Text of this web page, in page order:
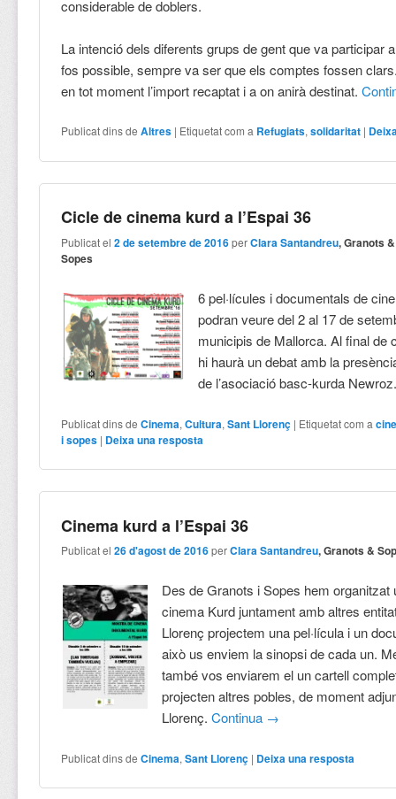
considerable de doblers.
La intenció dels diferents grups de gent que va participar
fos possible, sempre va ser que els comptes fossen
en tot moment l’import recaptat i a on anirà destinat.
Publicat dins de Altres | Etiquetat com a Refugiats,solidaritat |
Cicle de cinema kurd a l’Espai 36
Publicat el2 de setembre de 2016 perClara Santandreu, Granots &
Sopes
6 pel·lícules i documentals de
podran veure del 2 al 17 de
municipis de Mallorca. Al final de
hi haurà un debat amb la
de l’asociació basc-kurda
Publicat dins de Cinema,Cultura,Sant Llorenç | Etiquetat com a
i sopes | Deixa una resposta
Cinema kurd a l’Espai 36
Publicat el26 d'agost de 2016 perClara Santandreu, Granots &
Des de Granots i Sopes hem organitzat
cinema Kurd juntament amb altres
Llorenç projectem una pel·lícula i un
això us enviem la sinopsi de cada un.
també vos enviarem el un cartell
projecten altres pobles, de moment
Llorenç.Continua →
Publicat dins de Cinema,Sant Llorenç | Deixa una resposta